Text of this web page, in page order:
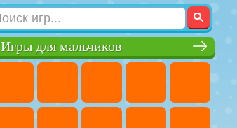
Игры для мальчиков